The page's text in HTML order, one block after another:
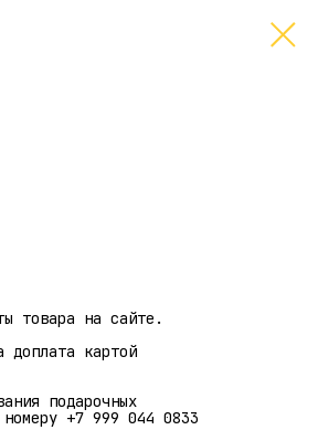
товара на сайте.
доплата картой
подарочных
+7 999 044 0833